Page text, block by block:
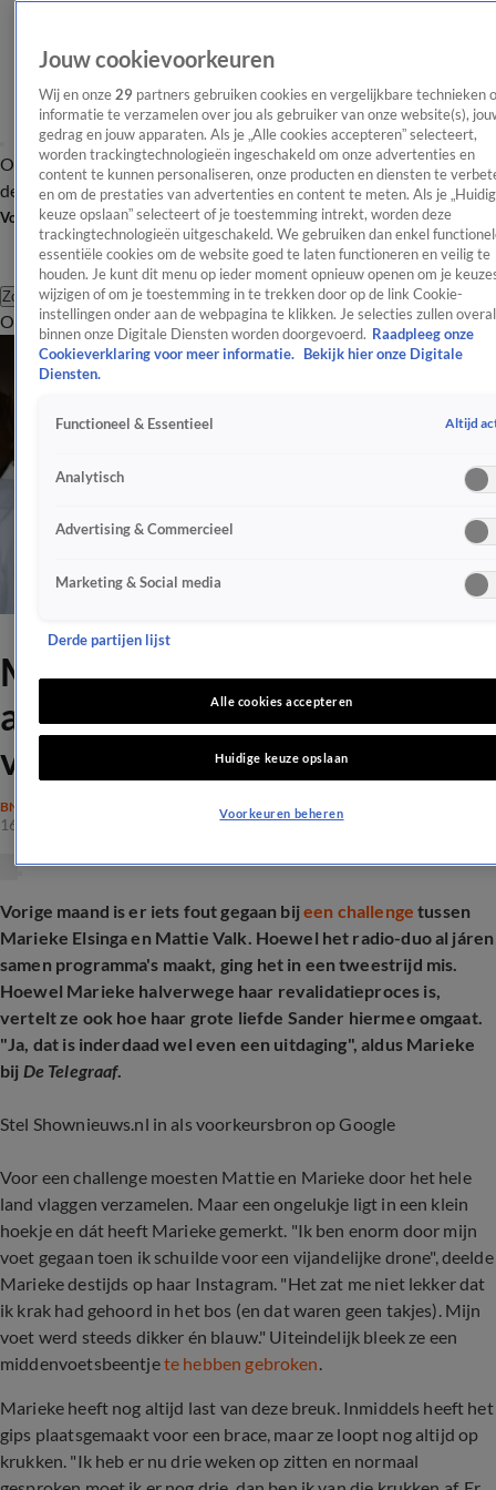
OverzichtAfleveringen Entertainment TV Algemeen
Tip
de redactieNieuwsbrief
Volg Shownieuws
Zoeken
OverzichtEntertainmentSpraakmakendRealityCrimeVideo's
Marieke Elsinga nog altijd
aan het revalideren: 'Mijn
vriend heeft het extra zwaar'
BN'ERS
16 juni 2026, 10:43
Vorige maand is er iets fout gegaan bijeen challenge tussen
Marieke Elsinga en Mattie Valk. Hoewel het radio-duo al járen
samen programma's maakt, ging het in een tweestrijd mis.
Hoewel Marieke halverwege haar revalidatieproces is,
vertelt ze ook hoe haar grote liefde Sander hiermee omgaat.
"Ja, dat is inderdaad wel even een uitdaging", aldus Marieke
bij De Telegraaf.
Stel Shownieuws.nl in als voorkeursbron op Google
Voor een challenge moesten Mattie en Marieke door het hele
land vlaggen verzamelen. Maar een ongelukje ligt in een klein
hoekje en dát heeft Marieke gemerkt. "Ik ben enorm door mijn
voet gegaan toen ik schuilde voor een vijandelijke drone", deelde
Marieke destijds op haar Instagram. "Het zat me niet lekker dat
ik krak had gehoord in het bos (en dat waren geen takjes). Mijn
voet werd steeds dikker én blauw." Uiteindelijk bleek ze een
middenvoetsbeentjete hebben gebroken.
Marieke heeft nog altijd last van deze breuk. Inmiddels heeft het
gips plaatsgemaakt voor een brace, maar ze loopt nog altijd op
krukken. "Ik heb er nu drie weken op zitten en normaal
Jouw cookievoorkeuren
Wij en onze 29 partners gebruiken cookies en vergelijkbare technieken
informatie te verzamelen over jou als gebruiker van onze website(s),
gedrag en jouw apparaten. Als je „Alle cookies accepteren” selecteert,
worden trackingtechnologieën ingeschakeld om onze advertenties en
content te kunnen personaliseren, onze producten en diensten te
en om de prestaties van advertenties en content te meten. Als je
keuze opslaan” selecteert of je toestemming intrekt, worden deze
trackingtechnologieën uitgeschakeld. We gebruiken dan enkel
essentiële cookies om de website goed te laten functioneren en veilig te
houden. Je kunt dit menu op ieder moment opnieuw openen om je
wijzigen of om je toestemming in te trekken door op de link Cookie-
instellingen onder aan de webpagina te klikken. Je selecties zullen overal
binnen onze Digitale Diensten worden doorgevoerd. Raadpleeg onze
Cookieverklaring voor meer informatie.
Bekijk hier onze Digitale
Diensten.
Functioneel & Essentieel Altijd
Analytisch
Advertising & Commercieel
Marketing & Social media
Derde partijen lijst
Alle cookies accepteren
Huidige keuze opslaan
Voorkeuren beheren